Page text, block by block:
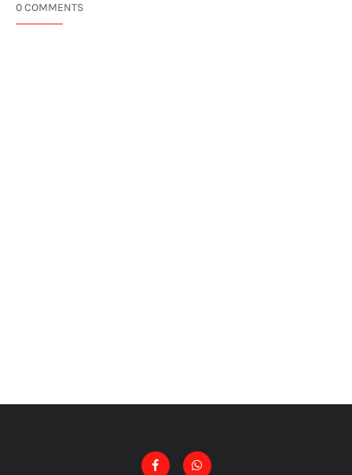
0 COMMENTS